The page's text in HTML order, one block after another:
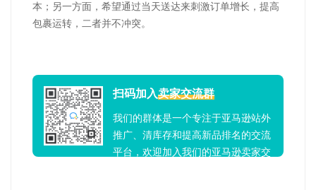
本；另一方面，希望通过当天送达来刺激订单增长，提高
包裹运转，二者并不冲突。
扫码加入卖家交流群
我们的群体是一个专注于亚马逊站外
推广、清库存和提高新品排名的交流
平台，欢迎加入我们的亚马逊卖家交